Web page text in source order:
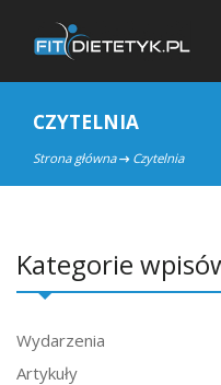
CZYTELNIA
Strona główna Czytelnia
Kategorie
Wydarzenia
Artykuły